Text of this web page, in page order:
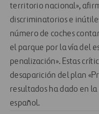
territorio nacional»,
discriminatorios e
número de coches
el parque por la vía del
penalización». Estas
desaparición del plan
resultados ha dado en
español.